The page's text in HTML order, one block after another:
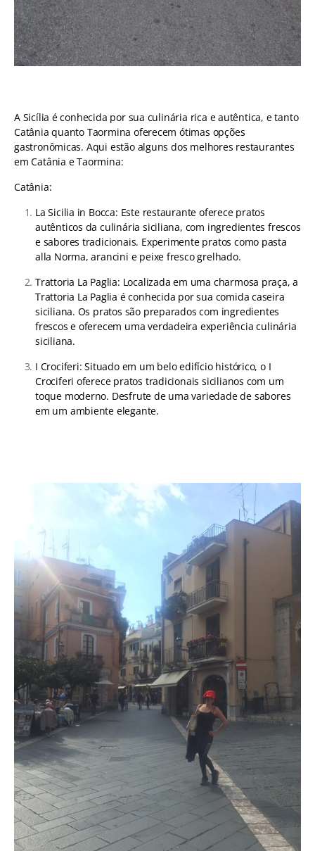
A Sicília é conhecida por sua culinária rica e autêntica, e tanto
Catânia quanto Taormina oferecem ótimas opções
gastronômicas. Aqui estão alguns dos melhores restaurantes
em Catânia e Taormina:
Catânia:
La Sicilia in Bocca: Este restaurante oferece pratos
autênticos da culinária siciliana, com ingredientes frescos
e sabores tradicionais. Experimente pratos como pasta
alla Norma, arancini e peixe fresco grelhado.
Trattoria La Paglia: Localizada em uma charmosa praça, a
Trattoria La Paglia é conhecida por sua comida caseira
siciliana. Os pratos são preparados com ingredientes
frescos e oferecem uma verdadeira experiência culinária
siciliana.
I Crociferi: Situado em um belo edifício histórico, o I
Crociferi oferece pratos tradicionais sicilianos com um
toque moderno. Desfrute de uma variedade de sabores
em um ambiente elegante.